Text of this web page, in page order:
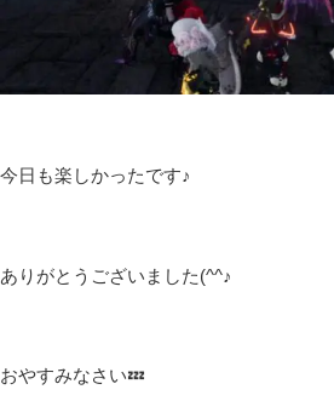
今日も楽しかったです♪
ありがとうございました(^^♪
おやすみなさい💤